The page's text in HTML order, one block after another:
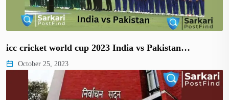
icc cricket world cup 2023 India vs Pakistan…
October 25, 2023